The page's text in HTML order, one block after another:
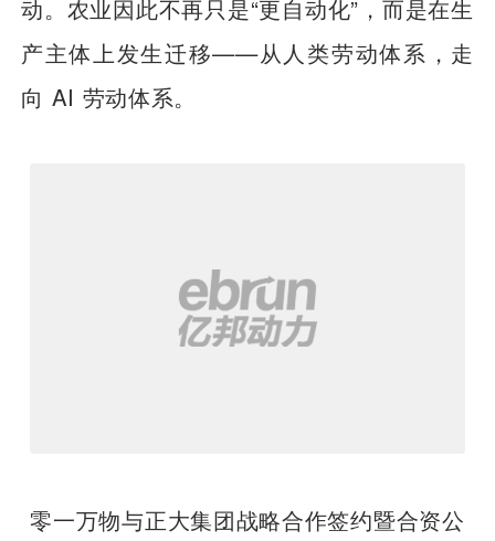
动。农业因此不再只是“更自动化”，而是在生
产主体上发生迁移——从人类劳动体系，走
向 AI 劳动体系。
零一万物与正大集团战略合作签约暨合资公